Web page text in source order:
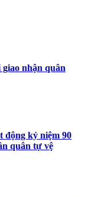
giao nhận quân
động kỷ niệm 90
quân tự vệ